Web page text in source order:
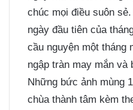
chúc mọi điều suôn
ngày đầu tiên của
cầu nguyện một tháng
ngập tràn may mắn và
Những bức ảnh mùng
chùa thành tâm kèm